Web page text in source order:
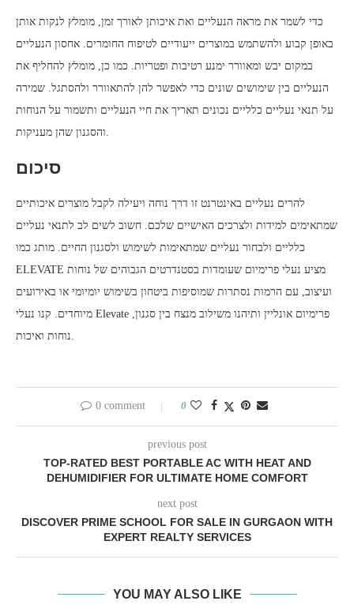
כדי לשמר את מראה הנעליים ואת איכותן לאורך זמן, מומלץ לנקות אותן
באופן קבוע ולהשתמש במוצרים ייעודיים לטיפוח החומרים. אחסון הנעליים
במקום יבש ומאוורר ימנע רטיבות ופטריות. כמו כן, מומלץ להחליף את
הנעליים בין שימושים שונים כדי לאפשר להן להתאוורר ולהסתגל. שמירה
על תנאי נעליים כלליים נכונים תאריך את חיי הנעליים ותשמור על הנוחות
והסגנון שהן מעניקות.
סיכום
להרים נעליים באינטרנט זו דרך נוחה ויעילה לקבל מוצרים איכותיים
שמתאימים למידות ולצרכים האישיים שלכם. חשוב לשים לב לתנאי נעליים
כלליים ולבחור נעליים שמתאימות לשימוש ולסגנון החיים. מותג כמו
ELEVATE מציע נעלי פרימיום שעומדות בסטנדרטים הגבוהים של נוחות
ועיצוב, עם הרמות נסתרות שמוסיפות ביטחון בשימוש יומיומי או באירועים
מיוחדים. קנו נעלי Elevate פרימיום אונליין ותיהנו משילוב מנצח בין סגנון,
נוחות ואיכות.
0 comment 0
previous post
TOP-RATED BEST PORTABLE AC WITH HEAT AND
DEHUMIDIFIER FOR ULTIMATE HOME COMFORT
next post
DISCOVER PRIME SCHOOL FOR SALE IN GURGAON WITH
EXPERT REALTY SERVICES
YOU MAY ALSO LIKE